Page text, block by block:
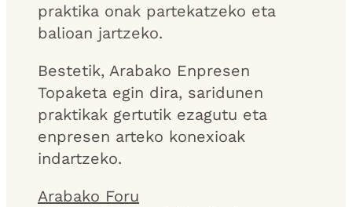
praktika onak partekatzeko eta
balioan jartzeko.
Bestetik, Arabako Enpresen
Topaketa egin dira, saridunen
praktikak gertutik ezagutu eta
enpresen arteko konexioak
indartzeko.
Arabako Foru